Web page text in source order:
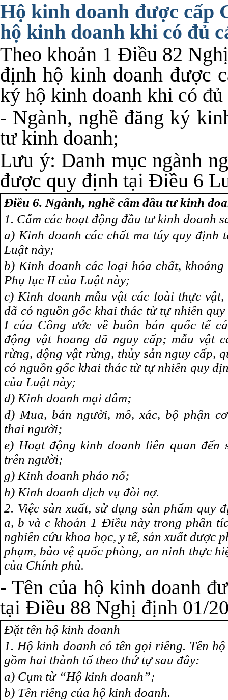
Hộ kinh doanh được cấp
hộ kinh doanh khi có đủ
Theo khoản 1 Điều 82
định hộ kinh doanh được
ký hộ kinh doanh khi có
- Ngành, nghề đăng ký
tư kinh doanh;
Lưu ý: Danh mục ngành
được quy định tại Điều 6
Điều 6. Ngành, nghề cấm đầu tư kinh
1. Cấm các hoạt động đầu tư kinh doanh
a) Kinh doanh các chất ma túy quy định
Luật này;
b) Kinh doanh các loại hóa chất,
Phụ lục II của Luật này;
c) Kinh doanh mẫu vật các loài thực vật,
dã có nguồn gốc khai thác từ tự nhiên
I của Công ước về buôn bán quốc tế
động vật hoang dã nguy cấp; mẫu vật
rừng, động vật rừng, thủy sản nguy cấp,
có nguồn gốc khai thác từ tự nhiên quy
của Luật này;
d) Kinh doanh mại dâm;
đ) Mua, bán người, mô, xác, bộ phận
thai người;
e) Hoạt động kinh doanh liên quan đến
trên người;
g) Kinh doanh pháo nổ;
h) Kinh doanh dịch vụ đòi nợ.
2. Việc sản xuất, sử dụng sản phẩm quy
a, b và c khoản 1 Điều này trong phân
nghiên cứu khoa học, y tế, sản xuất dược
phạm, bảo vệ quốc phòng, an ninh thực
của Chính phủ.
- Tên của hộ kinh doanh
tại Điều 88 Nghị định 01/
Đặt tên hộ kinh doanh
1. Hộ kinh doanh có tên gọi riêng. Tên
gồm hai thành tố theo thứ tự sau đây:
a) Cụm từ “Hộ kinh doanh”;
b) Tên riêng của hộ kinh doanh.